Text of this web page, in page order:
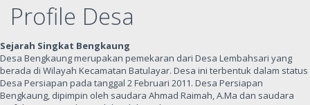
Profile Desa
Sejarah Singkat Bengkaung
Desa Bengkaung merupakan pemekaran dari Desa Lembahsari yang
berada di Wilayah Kecamatan Batulayar. Desa ini terbentuk dalam status
Desa Persiapan pada tanggal 2 Februari 2011. Desa Persiapan
Bengkaung, dipimpin oleh saudara Ahmad Raimah, A.Ma dan saudara